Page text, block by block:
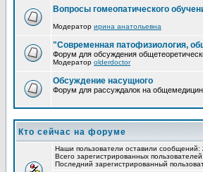
Вопросы гомеопатического
Модератор ирина анатольевна
"Современная патофизиология,
Форум для обсуждения
Модератор olderdoctor
Обсуждение насущного
Форум для рассуждалок на
Кто сейчас на форуме
Наши пользователи оставили сообщений:
Всего зарегистрированных пользователей:
Последний зарегистрированный